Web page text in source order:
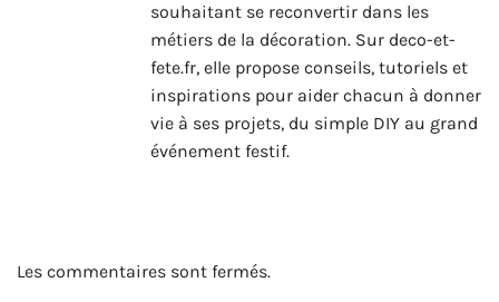
souhaitant se reconvertir dans les
métiers de la décoration. Sur deco-et-
fete.fr, elle propose conseils, tutoriels et
inspirations pour aider chacun à donner
vie à ses projets, du simple DIY au grand
événement festif.
Les commentaires sont fermés.